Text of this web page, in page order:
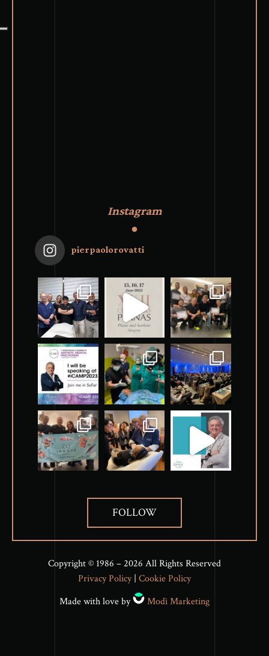
Instagram
pierpaolorovatti
FOLLOW
Copyright © 1986 – 2026 All Rights Reserved
Privacy Policy| Cookie Policy
Made with love by
Modì Marketing